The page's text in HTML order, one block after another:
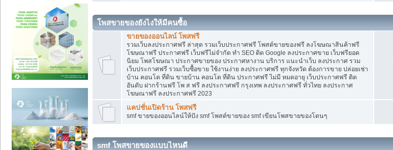
โพสขายของยังไงให้มีคนซื้อ
ขายของออนไลน์ โพสฟรี
รวมเว็บลงประกาศฟรี ล่าสุด รวมเว็บประกาศฟรี โพสต์ขายของฟรี ลงโฆษณาสินค้าฟรี
โฆษณาฟรี ประกาศฟรี เว็บฟรีไม่จำกัด ทำ SEO ติด Google ลงประกาศขาย เว็บฟรียอด
นิยม โพสโฆษณา ประกาศขายของ ประกาศหางาน บริการ แนะนำเว็บ ลงประกาศ รวม
เว็บประกาศฟรี รวมเว็บซื้อขาย ใช้งานง่าย ลงประกาศฟรี ทุกจังหวัด ต้องการขาย ปล่อยเช่า
บ้าน คอนโด ที่ดิน ขายบ้าน คอนโด ที่ดิน ประกาศฟรี ไม่มี หมดอายุ เว็บประกาศฟรี ติด
อันดับ ฝากร้านฟรี โพ ส ฟรี ลงประกาศฟรี กรุงเทพ ลงประกาศฟรี ทั่วไทย ลงประกาศ
โฆษณาฟรี ลงประกาศฟรี 2023
แคปชั่นเปิดร้าน โพสฟรี
smf ขายของออนไลน์ให้ปัง smf โพสต์ขายของ smf เขียนโพสขายของโดนๆ
smf โพสขายของแบบไหนดี